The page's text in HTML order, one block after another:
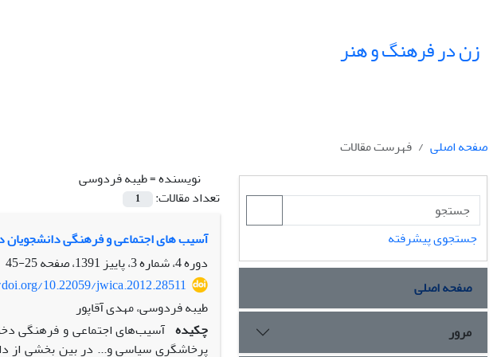
زن در فرهنگ و هنر
صفحه اصلی
فهرست مقالات
نویسنده =طیبه فردوسی
تعداد مقالات:
1
آسیب های اجتماعی و فرهنگی دانشجویان
دوره 4، شماره 3، پاییز 1391، صفحه
25-45
10.22059/jwica.2012.28511
طیبه فردوسی، مهدی آقاپور
چکیده آسیب‌های اجتماعی و فرهنگی
پرخاشگری سیاسی و... در بین بخشی از
جستجوی پیشرفته
صفحه اصلی
مرور